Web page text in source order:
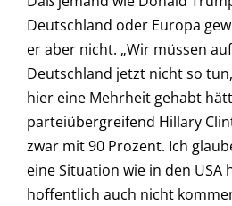
Deutschland oder Europa
er aber nicht. „Wir müssen
Deutschland jetzt nicht so
hier eine Mehrheit gehabt
parteiübergreifend Hillary
zwar mit 90 Prozent. Ich
eine Situation wie in den USA
hoffentlich auch nicht